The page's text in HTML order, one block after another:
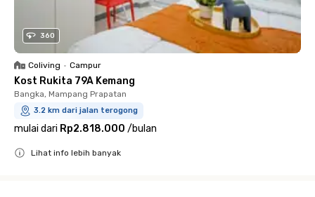
360
Coliving • Campur
Kost Rukita 79A Kemang
Bangka, Mampang Prapatan
3.2 km dari jalan terogong
mulai dari Rp2.818.000 /bulan
Lihat info lebih banyak